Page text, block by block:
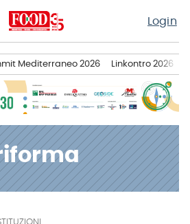
Login
Mediterraneo 2026 Linkontro 2026